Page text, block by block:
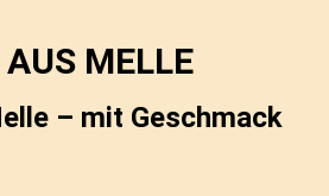
MELLE
– mit Geschmack